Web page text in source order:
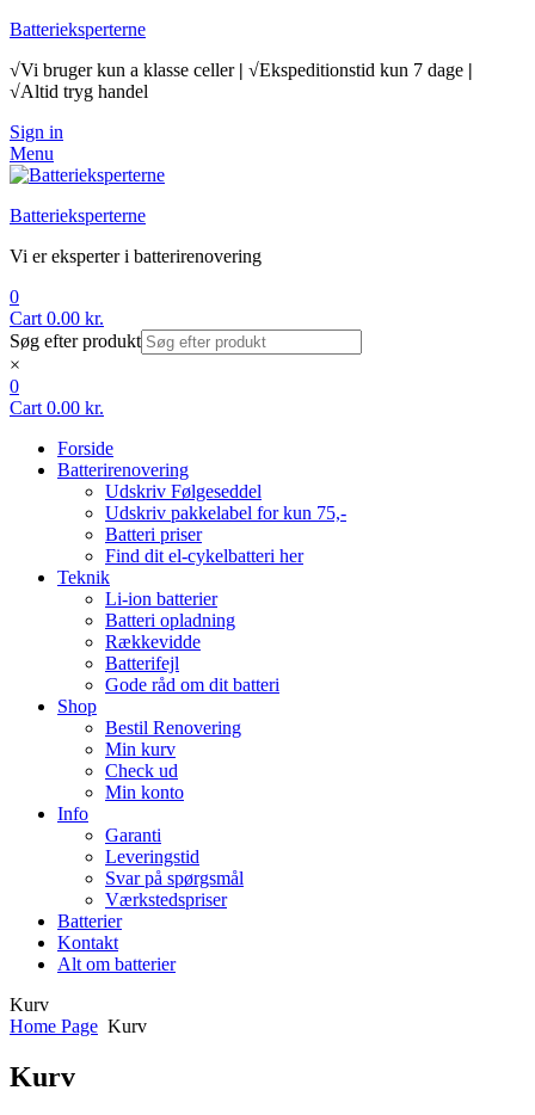
Batterieksperterne
√Vi bruger kun a klasse celler | √Ekspeditionstid kun 7 dage |
√Altid tryg handel
Sign in
Menu
Batterieksperterne
Vi er eksperter i batterirenovering
0
Cart 0.00 kr.
Søg efter produkt
×
0
Cart 0.00 kr.
Forside
Batterirenovering
Udskriv Følgeseddel
Udskriv pakkelabel for kun 75,-
Batteri priser
Find dit el-cykelbatteri her
Teknik
Li-ion batterier
Batteri opladning
Rækkevidde
Batterifejl
Gode råd om dit batteri
Shop
Bestil Renovering
Min kurv
Check ud
Min konto
Info
Garanti
Leveringstid
Svar på spørgsmål
Værkstedspriser
Batterier
Kontakt
Alt om batterier
Kurv
Home Page Kurv
Kurv